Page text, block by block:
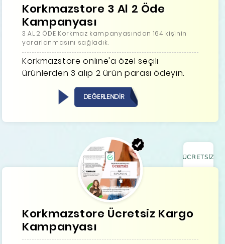
Korkmazstore 3 Al 2 Öde
Kampanyası
3 AL 2 ÖDE Korkmaz kampanyasından 164 kişinin
yararlanmasını sağladık.
Korkmazstore online'a özel seçili
ürünlerden 3 alıp 2 ürün parası ödeyin.
DEĞERLENDİR
ÜCRETSİZ
Korkmazstore Ücretsiz Kargo
Kampanyası